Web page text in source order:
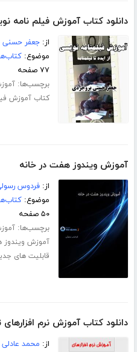
دانلود کتاب آموزش فیلم نامه
از:جعفر حسنی
موضوع:
۷۷ صفحه
برچسب‌ها:
کتاب آموزش
آموزش ویندوز هفت در خانه
از:فردوس
موضوع:
۵۰ صفحه
برچسب‌ها:
آموزش
قابلیت های
دانلود کتاب آموزش نرم
از: محمد عادلی